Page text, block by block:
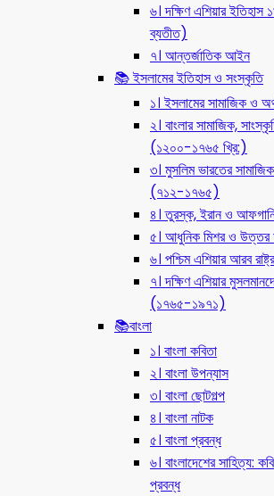
৬। দক্ষিণ এশিয়ার ইতিহাস
ব্যতীত)
৭। আন্তর্জাতিক আইন
📚 ইসলামের ইতিহাস ও সংস্কৃতি
১। ইসলামের সামাজিক ও
২। বাংলার সামাজিক,
(১২০০-১৭৬৫ খ্রি:)
৩। মুসলিম ভারতের
(৭১২-১৭৬৫)
৪। তুরস্ক, ইরান ও
৫। আধুনিক মিশর ও উত্তর
৬। পশ্চিম এশিয়ার আরব
৭। দক্ষিণ এশিয়ার
(১৭৬৫-১৯৭১)
📚বাংলা
১। বাংলা কবিতা
২। বাংলা উপন্যাস
৩। বাংলা ছোটগল্প
৪। বাংলা নাটক
৫। বাংলা প্রবন্ধ
৬। বাংলাদেশের সাহিত্য:
প্রবন্ধ